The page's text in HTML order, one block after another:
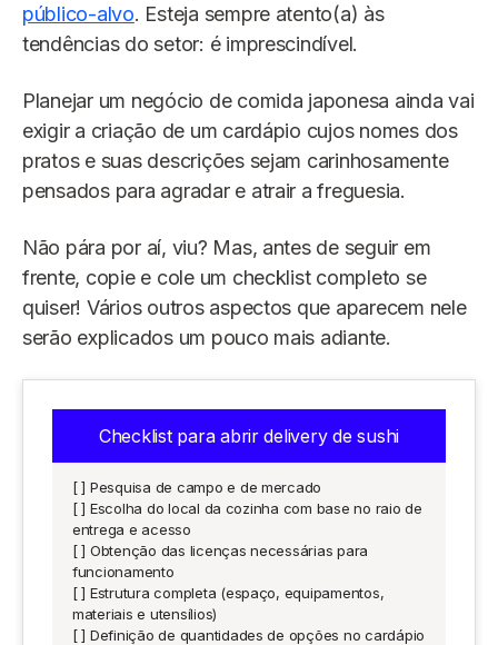
público-alvo. Esteja sempre atento(a) às
tendências do setor: é imprescindível.
Planejar um negócio de comida japonesa ainda vai
exigir a criação de um cardápio cujos nomes dos
pratos e suas descrições sejam carinhosamente
pensados para agradar e atrair a freguesia.
Não pára por aí, viu? Mas, antes de seguir em
frente, copie e cole um checklist completo se
quiser! Vários outros aspectos que aparecem nele
serão explicados um pouco mais adiante.
Checklist para abrir delivery de sushi
[ ] Pesquisa de campo e de mercado
[ ] Escolha do local da cozinha com base no raio de
entrega e acesso
[ ] Obtenção das licenças necessárias para
funcionamento
[ ] Estrutura completa (espaço, equipamentos,
materiais e utensílios)
[ ] Definição de quantidades de opções no cardápio